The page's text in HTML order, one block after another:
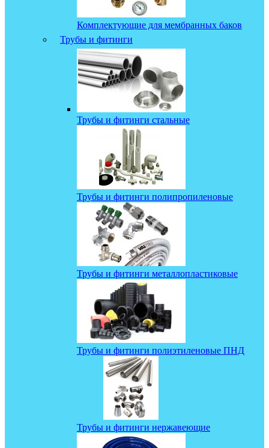
Комплектующие для мембранных баков
Трубы и фитинги
Трубы и фитинги стальные
Трубы и фитинги полипропиленовые
Трубы и фитинги металлопластиковые
Трубы и фитинги полиэтиленовые ПНД
Трубы и фитинги нержавеющие